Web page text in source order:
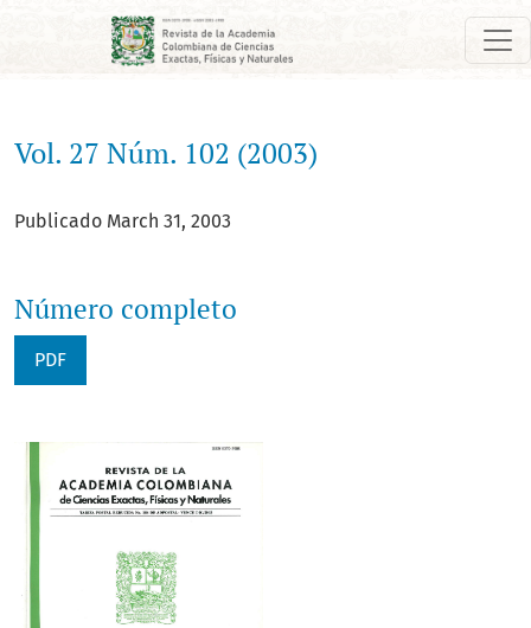
Vol. 27 Núm. 102 (2003)
Vol. 27 Núm. 102 (2003)
Publicado March 31, 2003
Número completo
PDF